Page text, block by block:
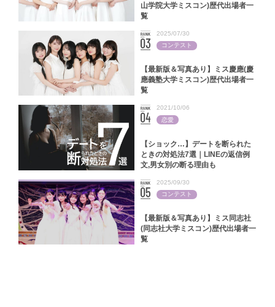
山学院大学ミスコン)歴代出場者一
覧
【最新版＆写真あり】ミス慶應(慶
應義塾大学ミスコン)歴代出場者一
覧
2025/07/30
コンテスト
【ショック…】デートを断られた
ときの対処法7選｜LINEの返信例
文,男女別の断る理由も
2021/10/06
恋愛
【最新版＆写真あり】ミス同志社
(同志社大学ミスコン)歴代出場者一
覧
2025/09/30
コンテスト